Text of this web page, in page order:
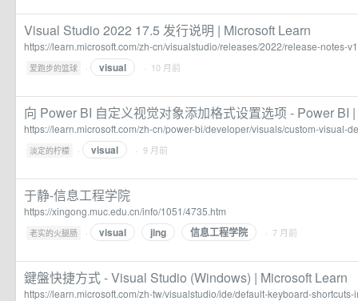
Visual Studio 2022 17.5 发行说明 | Microsoft Learn
https://learn.microsoft.com/zh-cn/visualstudio/releases/2022/release-notes-
爱跑步的篮球 · visual · 10 月前
向 Power BI 自定义视觉对象添加格式设置选项 - Power BI
https://learn.microsoft.com/zh-cn/power-bi/developer/visuals/custom-visual-
淡定的柠檬 · visual · 9 月前
于静-信息工程学院
https://xingong.muc.edu.cn/info/1051/4735.htm
老实的火腿肠 · visual jing 信息工程学院 · 7 月前
鍵盤快捷方式 - Visual Studio (Windows) | Microsoft Learn
https://learn.microsoft.com/zh-tw/visualstudio/ide/default-keyboard-